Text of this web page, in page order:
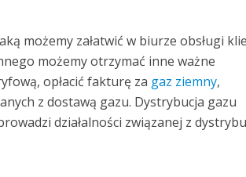
możemy załatwić w biurze obsługi
możemy otrzymać inne ważne
opłacić fakturę za gaz ziemny,
z dostawą gazu. Dystrybucja gazu
działalności związanej z